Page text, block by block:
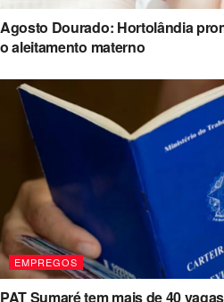
Agosto Dourado: Hortolândia
o aleitamento materno
EMPREGOS
PAT Sumaré tem mais de 40